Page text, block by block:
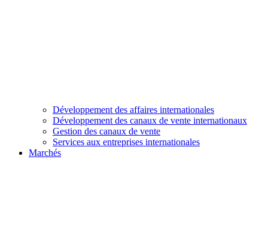
Développement des affaires internationales
Développement des canaux de vente internationaux
Gestion des canaux de vente
Services aux entreprises internationales
Marchés